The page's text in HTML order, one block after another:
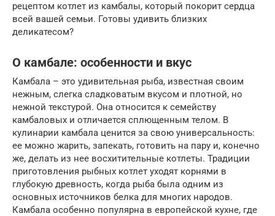
рецептом котлет из камбалы, который покорит сердца
всей вашей семьи. Готовы удивить близких
деликатесом?
О камбале: особенности и вкус
Камбала – это удивительная рыба, известная своим
нежным, слегка сладковатым вкусом и плотной, но
нежной текстурой. Она относится к семейству
камбаловых и отличается сплющенным телом. В
кулинарии камбала ценится за свою универсальность:
ее можно жарить, запекать, готовить на пару и, конечно
же, делать из нее восхитительные котлеты. Традиции
приготовления рыбных котлет уходят корнями в
глубокую древность, когда рыба была одним из
основных источников белка для многих народов.
Камбала особенно популярна в европейской кухне, где